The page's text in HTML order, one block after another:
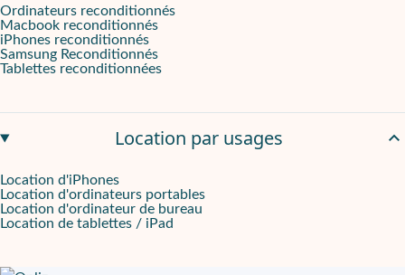
LeMacBook Pro M4 Max 16p 48Go 1To - Noir sidéral
Louer simplement avec l’accompagnement Onliz
Ordinateurs reconditionnés
Macbook reconditionnés
iPhones reconditionnés
Samsung Reconditionnés
Tablettes reconditionnées
Location par usages
Location d'iPhones
Location d'ordinateurs portables
Location d'ordinateur de bureau
Location de tablettes / iPad